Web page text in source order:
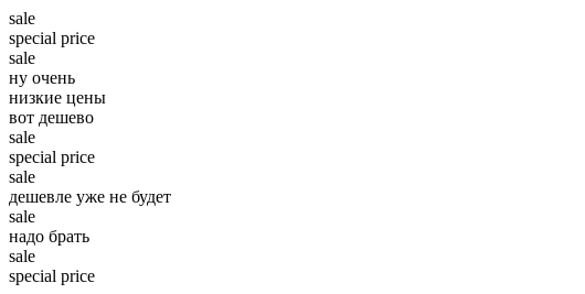
sale
special price
sale
ну очень
низкие цены
вот дешево
sale
special price
sale
дешевле уже не будет
sale
надо брать
sale
special price